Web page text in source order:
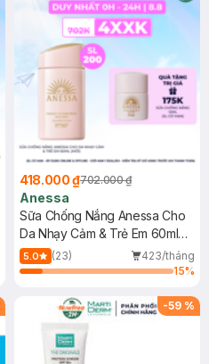
418.000 ₫702.000 ₫
Anessa
Sữa Chống Nắng Anessa Cho
Da Nhạy Cảm & Trẻ Em 60ml
(Mới)
5.0 (23)
423/tháng
15%
-59 %